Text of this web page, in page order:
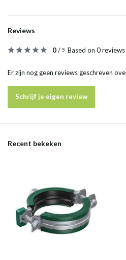
Reviews
0/ 5 Based on 0 reviews
Er zijn nog geen reviews geschreven
Schrijf je eigen review
Recent bekeken